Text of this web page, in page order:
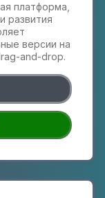
платформа,
развития
версии на
and-drop.